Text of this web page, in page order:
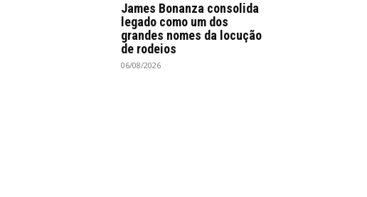
James Bonanza consolida
legado como um dos
grandes nomes da locução
de rodeios
06/08/2026